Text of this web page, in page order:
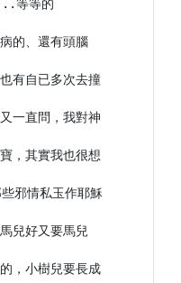
等等的
的、還有頭腦
有自已多次去撞
一直問，我對神
，其實我也很想
邪情私玉作耶穌
兒好又要馬兒
，小樹兒要長成